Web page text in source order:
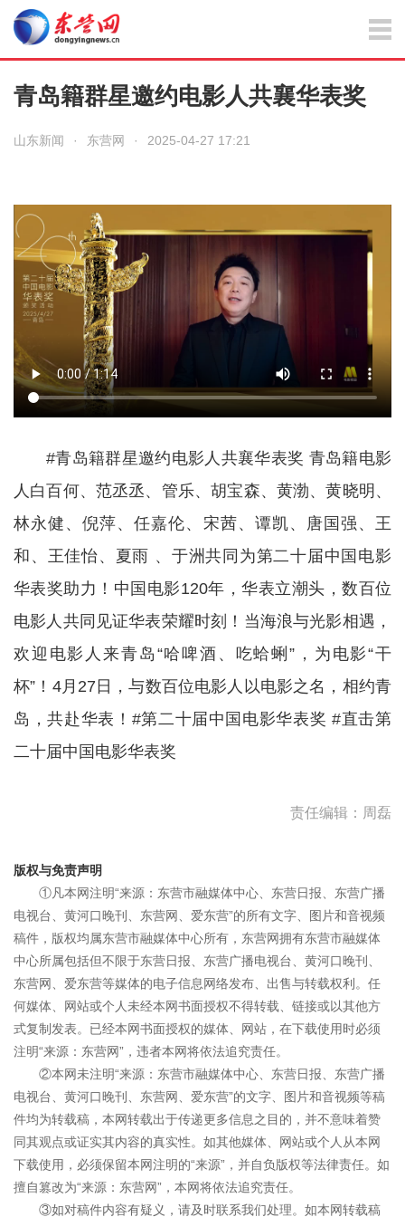
青岛籍群星邀约电影人共襄华表奖
山东新闻 · 东营网 · 2025-04-27 17:21
#青岛籍群星邀约电影人共襄华表奖 青岛籍电影
人白百何、范丞丞、管乐、胡宝森、黄渤、黄晓明、
林永健、倪萍、任嘉伦、宋茜、谭凯、唐国强、王
和、王佳怡、夏雨 、于洲共同为第二十届中国电影
华表奖助力！中国电影120年，华表立潮头，数百位
电影人共同见证华表荣耀时刻！当海浪与光影相遇，
欢迎电影人来青岛“哈啤酒、吃蛤蜊”，为电影“干
杯”！4月27日，与数百位电影人以电影之名，相约青
岛，共赴华表！#第二十届中国电影华表奖 #直击第
二十届中国电影华表奖
责任编辑：周磊
版权与免责声明
①凡本网注明“来源：东营市融媒体中心、东营日报、东营广播
电视台、黄河口晚刊、东营网、爱东营”的所有文字、图片和音视频
稿件，版权均属东营市融媒体中心所有，东营网拥有东营市融媒体
中心所属包括但不限于东营日报、东营广播电视台、黄河口晚刊、
东营网、爱东营等媒体的电子信息网络发布、出售与转载权利。任
何媒体、网站或个人未经本网书面授权不得转载、链接或以其他方
式复制发表。已经本网书面授权的媒体、网站，在下载使用时必须
注明“来源：东营网”，违者本网将依法追究责任。
②本网未注明“来源：东营市融媒体中心、东营日报、东营广播
电视台、黄河口晚刊、东营网、爱东营”的文字、图片和音视频等稿
件均为转载稿，本网转载出于传递更多信息之目的，并不意味着赞
同其观点或证实其内容的真实性。如其他媒体、网站或个人从本网
下载使用，必须保留本网注明的“来源”，并自负版权等法律责任。如
擅自篡改为“来源：东营网”，本网将依法追究责任。
③如对稿件内容有疑义，请及时联系我们处理。如本网转载稿